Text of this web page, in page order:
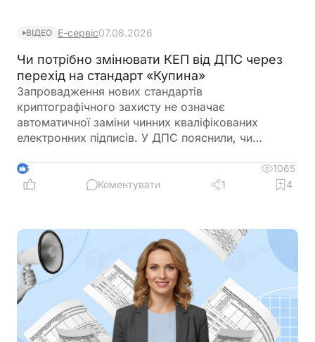
ВІДЕО Е-сервіс07.08.2026
Чи потрібно змінювати КЕП від ДПС через
перехід на стандарт «Купина»
Запровадження нових стандартів
криптографічного захисту не означає
автоматичної заміни чинних кваліфікованих
електронних підписів. У ДПС пояснили, чи
ДПС, після переходу на новий стандарт «Купина»
та чи потрібно користувачам отримувати нові
5
1065
Коментувати
1 4